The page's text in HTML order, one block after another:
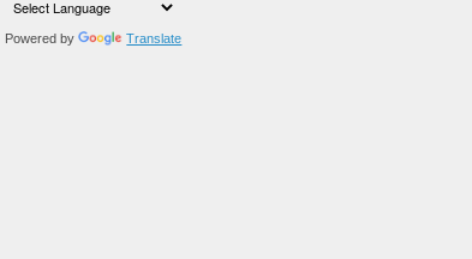
Powered by Translate